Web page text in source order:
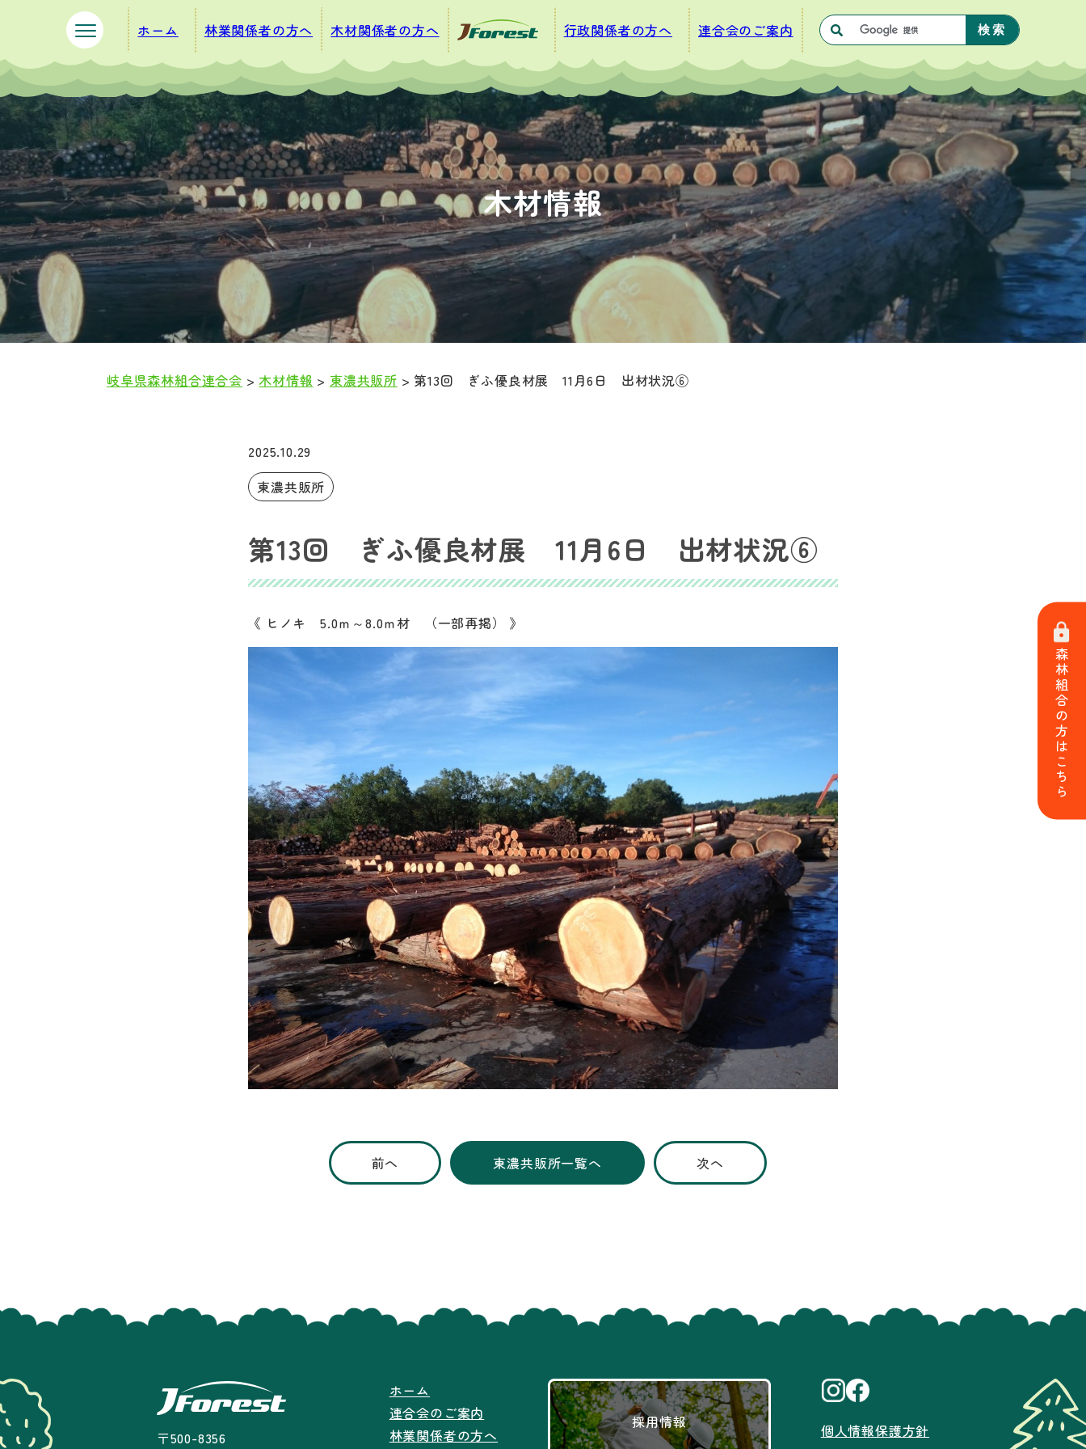
ジ
の
先
頭
で
す
。
ュ
ー
を
飛
ば
し
て
文
へ
ホーム 林業関係者の方へ 木材関係者の方へ 行政関係者の方へ 連合会のご案内
森林組合の方はこちら
木材情報
岐阜県森林組合連合会 >木材情報 >東濃共販所 >第13回 ぎふ優良材展 11月6日 出材状況⑥
2025.10.29
東濃共販所
第13回 ぎふ優良材展 11月6日 出材状況⑥
《 ヒノキ 5.0ｍ～8.0ｍ材 （一部再掲） 》
前へ 東濃共販所一覧へ 次へ
〒500-8356
ホーム
連合会のご案内
林業関係者の方へ
採用情報 個人情報保護方針